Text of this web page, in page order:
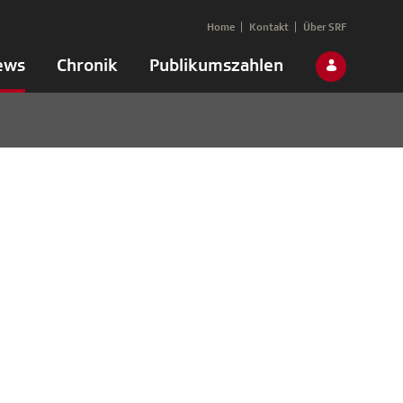
Chronik Publikumszahlen
Home Kontakt Über SRF